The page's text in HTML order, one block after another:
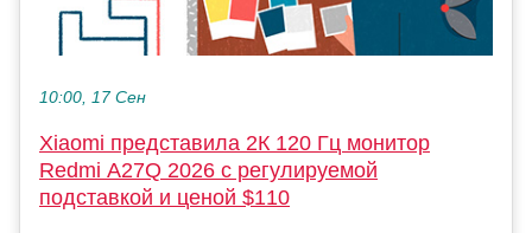
10:00, 17 Сен
Xiaomi представила 2К 120 Гц монитор
Redmi A27Q 2026 с регулируемой
подставкой и ценой $110